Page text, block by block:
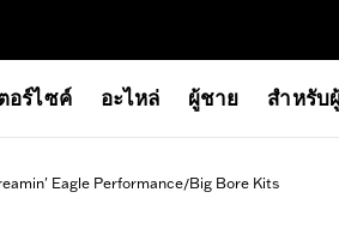
อร์ไซค์ อะไหล่ ผู้ชาย สำหรับ
Eagle Performance/Big Bore Kits